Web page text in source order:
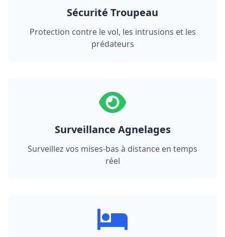
Sécurité Troupeau
Protection contre le vol, les intrusions et les
prédateurs
Surveillance Agnelages
Surveillez vos mises-bas à distance en temps
réel